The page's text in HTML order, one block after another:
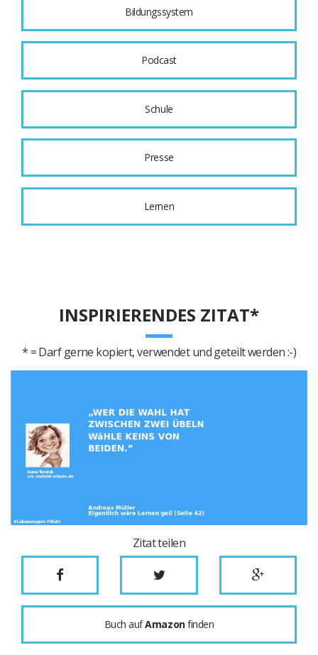
Bildungssystem
Podcast
Schule
Presse
Lernen
INSPIRIERENDES ZITAT*
* = Darf gerne kopiert, verwendet und geteilt werden :-)
Zitat teilen
Buch aufAmazonfinden